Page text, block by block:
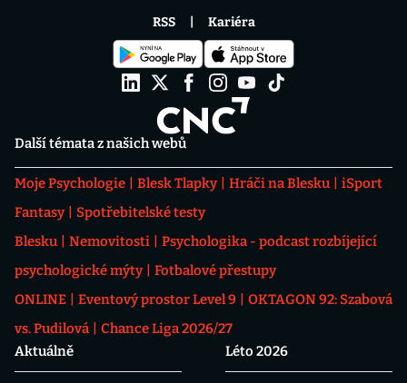
Další témata z našich webů
Moje Psychologie Blesk Tlapky Hráči na Blesku
iSport
Fantasy
Spotřebitelské testy
Blesku
Nemovitosti
Psychologika - podcast rozbíjející
psychologické mýty
Fotbalové přestupy
ONLINE
Eventový prostor Level 9
OKTAGON 92: Szabová
vs. Pudilová
Chance Liga 2026/27
Aktuálně
Léto 2026
RSS Kariéra